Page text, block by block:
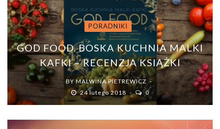
PORADNIKI
GOD FOOD. BOSKA KUCHNIA MALKI
KAFKI – RECENZJA KSIĄŻKI
BY MALWINA PIETREWICZ
24 lutego 2018
0